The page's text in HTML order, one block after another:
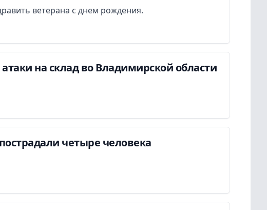
ветерана с днем рождения.
на склад во Владимирской области
четыре человека